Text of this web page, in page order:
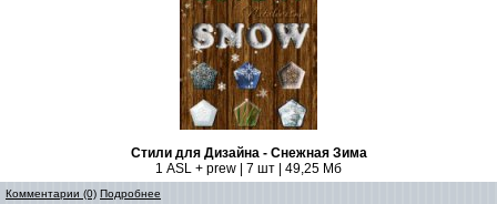
Стили для Дизайна - Снежная Зима
1 ASL + prew | 7 шт | 49,25 Мб
Комментарии (0) Подробнее